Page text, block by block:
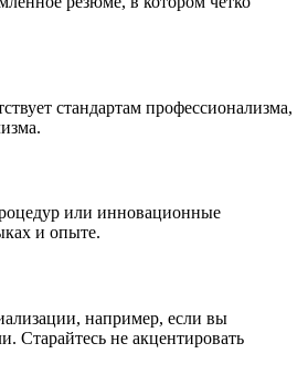
стандартам профессионализма,
или инновационные
и опыте.
например, если вы
Старайтесь не акцентировать